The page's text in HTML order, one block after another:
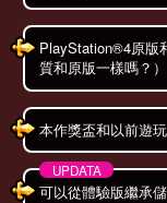
PlayStation®4原版
質和原版一樣嗎？）
本作獎盃和以前遊
可以從體驗版繼承